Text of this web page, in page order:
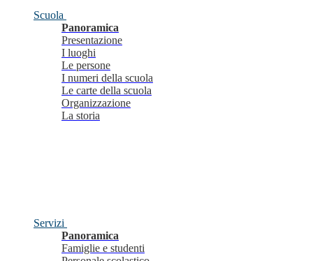
Scuola
Panoramica
Presentazione
I luoghi
Le persone
I numeri della scuola
Le carte della scuola
Organizzazione
La storia
Servizi
Panoramica
Famiglie e studenti